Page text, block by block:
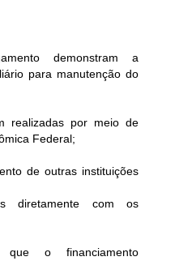
demonstram a
para manutenção do
realizadas por meio de
Federal;
de outras instituições
diretamente com os
que o financiamento